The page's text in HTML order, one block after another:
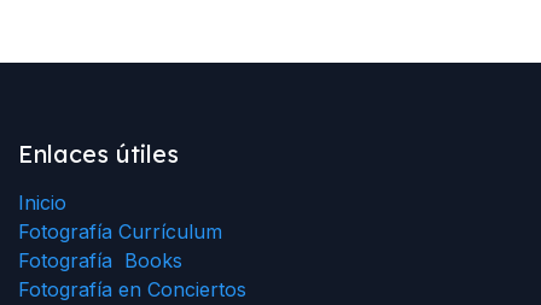
Enlaces útiles
Inicio
Fotografía Currículum
Fotografía Books
Fotografía en Conciertos